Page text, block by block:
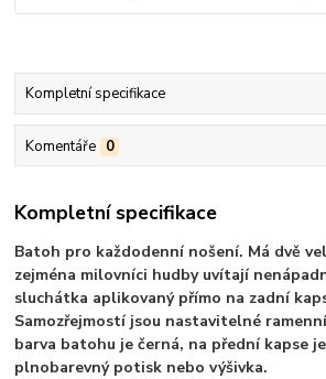
Kompletní specifikace
Komentáře 0
Kompletní specifikace
Batoh pro každodenní nošení. Má dvě
zejména milovníci hudby uvítají
sluchátka aplikovaný přímo na zadní
Samozřejmostí jsou nastavitelné
barva batohu je černá, na přední kapse
plnobarevný potisk nebo výšivka.